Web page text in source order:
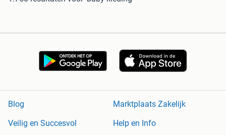
Blog
Marktplaats Zakelijk
Veilig en Succesvol
Help en Info